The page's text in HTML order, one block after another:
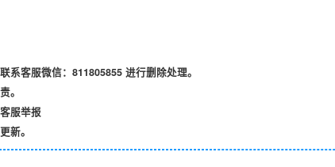
客服微信：811805855 进行删除处理。
。
服举报
新。